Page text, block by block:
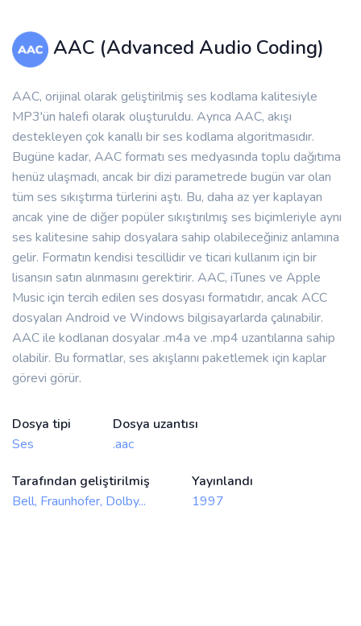
AAC (Advanced Audio Coding)
AAC, orijinal olarak geliştirilmiş ses kodlama kalitesiyle
MP3'ün halefi olarak oluşturuldu. Ayrıca AAC, akışı
destekleyen çok kanallı bir ses kodlama algoritmasıdır.
Bugüne kadar, AAC formatı ses medyasında toplu dağıtıma
henüz ulaşmadı, ancak bir dizi parametrede bugün var olan
tüm ses sıkıştırma türlerini aştı. Bu, daha az yer kaplayan
ancak yine de diğer popüler sıkıştırılmış ses biçimleriyle aynı
ses kalitesine sahip dosyalara sahip olabileceğiniz anlamına
gelir. Formatın kendisi tescillidir ve ticari kullanım için bir
lisansın satın alınmasını gerektirir. AAC, iTunes ve Apple
Music için tercih edilen ses dosyası formatıdır, ancak ACC
dosyaları Android ve Windows bilgisayarlarda çalınabilir.
AAC ile kodlanan dosyalar .m4a ve .mp4 uzantılarına sahip
olabilir. Bu formatlar, ses akışlarını paketlemek için kaplar
görevi görür.
Dosya tipi
Ses
Dosya uzantısı
.aac
Tarafından geliştirilmiş
Bell, Fraunhofer, Dolby...
Yayınlandı
1997